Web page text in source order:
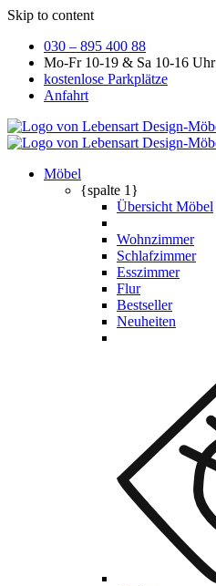
Skip to content
030 – 895 400 88
Mo-Fr 10-19 & Sa 10-16 Uhr
kostenlose Parkplätze
Anfahrt
Möbel
{spalte 1}
Übersicht Möbel
Wohnzimmer
Schlafzimmer
Esszimmer
Flur
Bestseller
Neuheiten